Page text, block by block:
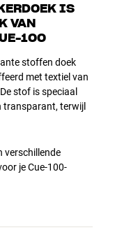
IS
VAN
100
stoffen doek
met textiel van
stof is speciaal
transparant, terwijl
verschillende
je Cue-100-